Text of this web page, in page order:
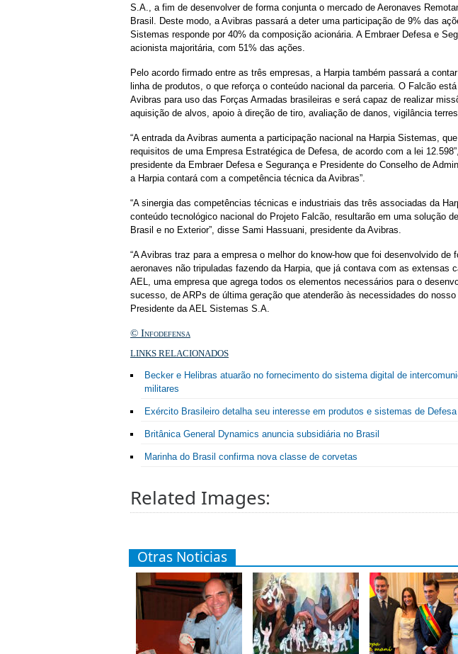
S.A., a fim de desenvolver de forma conjunta o mercado de Aeronaves
Brasil. Deste modo, a Avibras passará a deter uma participação de 9% das
Sistemas responde por 40% da composição acionária. A Embraer Defesa e
acionista majoritária, com 51% das ações.
Pelo acordo firmado entre as três empresas, a Harpia também passará a
linha de produtos, o que reforça o conteúdo nacional da parceria. O Falcão
Avibras para uso das Forças Armadas brasileiras e será capaz de realizar
aquisição de alvos, apoio à direção de tiro, avaliação de danos, vigilância
“A entrada da Avibras aumenta a participação nacional na Harpia Sistemas,
requisitos de uma Empresa Estratégica de Defesa, de acordo com a lei
presidente da Embraer Defesa e Segurança e Presidente do Conselho de
a Harpia contará com a competência técnica da Avibras”.
“A sinergia das competências técnicas e industriais das três associadas da
conteúdo tecnológico nacional do Projeto Falcão, resultarão em uma solução
Brasil e no Exterior”, disse Sami Hassuani, presidente da Avibras.
“A Avibras traz para a empresa o melhor do know-how que foi desenvolvido de
aeronaves não tripuladas fazendo da Harpia, que já contava com as extensas
AEL, uma empresa que agrega todos os elementos necessários para o
sucesso, de ARPs de última geração que atenderão às necessidades do
Presidente da AEL Sistemas S.A.
© Infodefensa
LINKS RELACIONADOS
Becker e Helibras atuarão no fornecimento do sistema digital de
militares
Exército Brasileiro detalha seu interesse em produtos e sistemas de Defesa
Britânica General Dynamics anuncia subsidiária no Brasil
Marinha do Brasil confirma nova classe de corvetas
Related Images:
Otras Noticias